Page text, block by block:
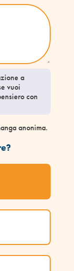
a
vuoi
con
anonima.